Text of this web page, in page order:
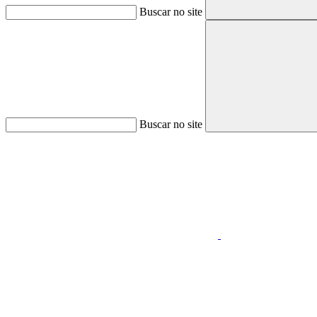
Buscar no site
Buscar no site